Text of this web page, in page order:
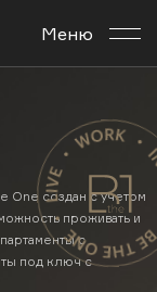
Меню
One создан с учетом
проживать и
с
под ключ с